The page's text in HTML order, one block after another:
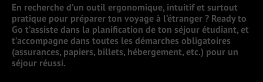
En recherche d’un outil ergonomique, intuitif et surtout
pratique pour préparer ton voyage à l’étranger ? Ready to
Go t’assiste dans la planification de ton séjour étudiant, et
t’accompagne dans toutes les démarches obligatoires
(assurances, papiers, billets, hébergement, etc.) pour un
séjour réussi.